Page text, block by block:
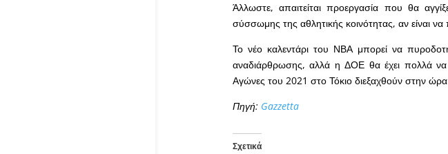
Άλλωστε, απαιτείται προεργασία που θα
σύσσωμης της αθλητικής κοινότητας, αν είναι να
Το νέο καλεντάρι του ΝΒΑ μπορεί να
αναδιάρθρωσης, αλλά η ΔΟΕ θα έχει πολλά
Αγώνες του 2021 στο Τόκιο διεξαχθούν στην
Πηγή: Gazzetta
Σχετικά